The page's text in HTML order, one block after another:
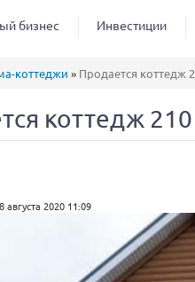
бизнес Инвестиции
коттеджи » Продается коттедж
коттедж
августа 2020 11:09